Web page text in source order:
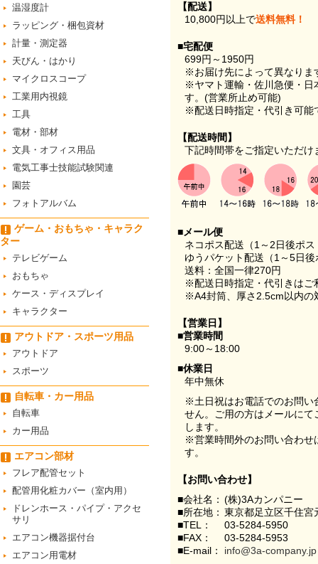
温湿度計
ラッピング・梱包資材
計量・測定器
天びん・はかり
マイクロスコープ
工業用内視鏡
工具
電材・部材
文具・オフィス用品
電気工事士技能試験関連
園芸
フォトアルバム
ゲーム・おもちゃ・キャラク
ター
テレビゲーム
おもちゃ
ケース・ディスプレイ
キャラクター
アウトドア・スポーツ用品
アウトドア
スポーツ
自転車・カー用品
自転車
カー用品
エアコン部材
フレア配管セット
配管用化粧カバー（室内用）
ドレンホース・パイプ・アクセ
サリ
エアコン機器据付台
エアコン用電材
【配送】
10,800円以上で送料無料！
■宅配便
699円～1950円
※お届け先によって異なりま
※ヤマト運輸・佐川急便・日
す。(営業所止め可能)
※配送日時指定・代引き可能
【配送時間】
下記時間帯をご指定いただけ
■メール便
ネコポス配送（1～2日後ポ
ゆうパケット配送（1～5日
送料：全国一律270円
※配送日時指定・代引きはご
※A4封筒、厚さ2.5cm以内の
【営業日】
■営業時間
9:00～18:00
■休業日
年中無休
※土日祝はお電話でのお問い
せん。ご用の方はメールに
します。
※営業時間外のお問い合わせ
す。
【お問い合わせ】
■会社名： (株)3Aカンパニー
■所在地： 東京都足立区千住
■TEL：
03-5284-5950
■FAX：
03-5284-5953
■E-mail：
info@3a-company.jp